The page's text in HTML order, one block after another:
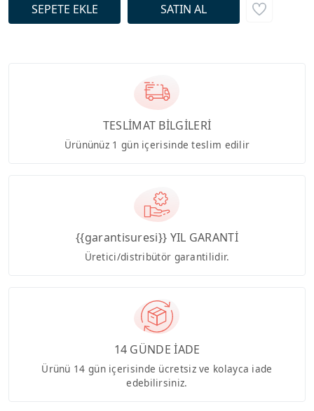
TESLİMAT BİLGİLERİ
Ürününüz 1 gün içerisinde teslim edilir
{{garantisuresi}} YIL GARANTİ
Üretici/distribütör garantilidir.
14 GÜNDE İADE
Ürünü 14 gün içerisinde ücretsiz ve kolayca iade
edebilirsiniz.